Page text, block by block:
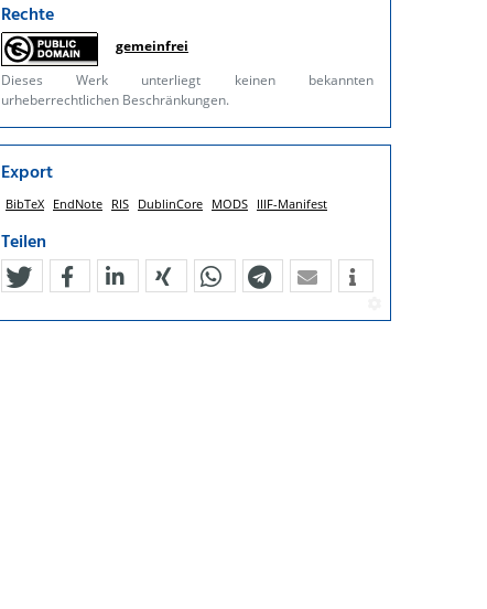
Rechte
gemeinfrei
Dieses Werk unterliegt keinen bekannten
urheberrechtlichen Beschränkungen.
Export
BibTeX EndNote RIS DublinCore MODS IIIF-Manifest
Teilen